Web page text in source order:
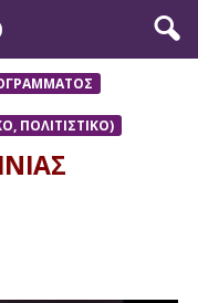
ΠΟΛΙΤΙΣΤΙΚΟ)